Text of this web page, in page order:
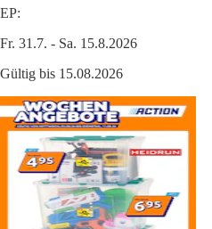
EP:
Fr. 31.7. - Sa. 15.8.2026
Gültig bis 15.08.2026